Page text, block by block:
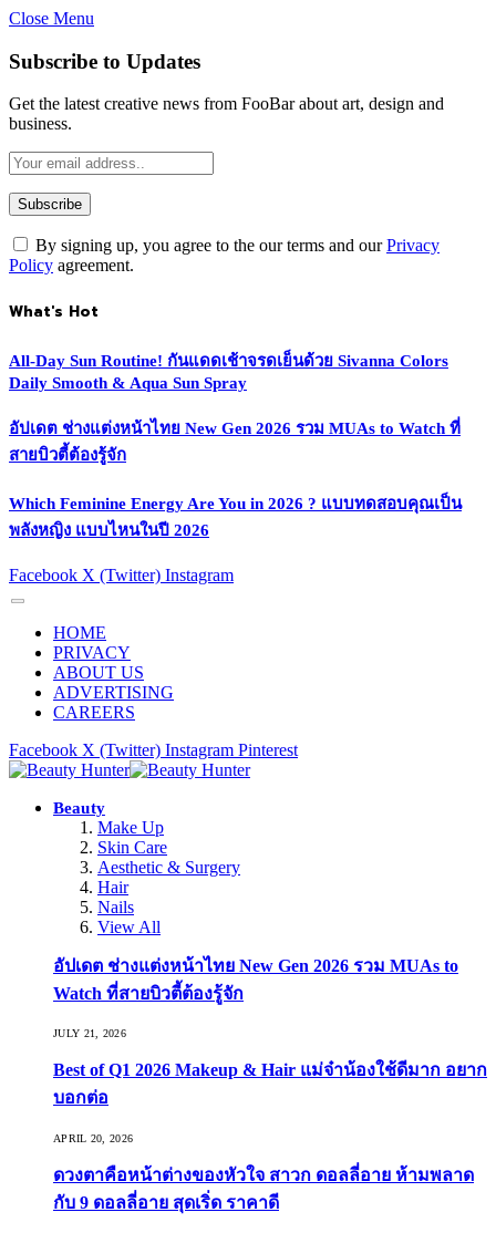
Close Menu
Subscribe to Updates
Get the latest creative news from FooBar about art, design and
business.
By signing up, you agree to the our terms and ourPrivacy
Policy agreement.
What's Hot
All-Day Sun Routine! กันแดดเช้าจรดเย็นด้วย Sivanna Colors
Daily Smooth & Aqua Sun Spray
อัปเดต ช่างแต่งหน้าไทย New Gen 2026 รวม MUAs to Watch ที่
สายบิวตี้ต้องรู้จัก
Which Feminine Energy Are You in 2026 ? แบบทดสอบคุณเป็น
พลังหญิง แบบไหนในปี 2026
Facebook X (Twitter) Instagram
HOME
PRIVACY
ABOUT US
ADVERTISING
CAREERS
Facebook X (Twitter) Instagram Pinterest
Beauty
Make Up
Skin Care
Aesthetic & Surgery
Hair
Nails
View All
อัปเดต ช่างแต่งหน้าไทย New Gen 2026 รวม MUAs to
Watch ที่สายบิวตี้ต้องรู้จัก
JULY 21, 2026
Best of Q1 2026 Makeup & Hair แม่จ๋าน้องใช้ดีมาก อยาก
บอกต่อ
APRIL 20, 2026
ดวงตาคือหน้าต่างของหัวใจ สาวก ดอลลี่อาย ห้ามพลาด
กับ 9 ดอลลี่อาย สุดเริ่ด ราคาดี